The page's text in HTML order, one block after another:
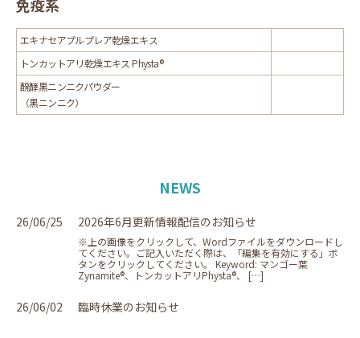
免疫系
エキナセアプルプレア乾燥エキス
トンカットアリ乾燥エキス Physta®
醗酵黒ニンニクパウダー
（黒ニンニク）
NEWS
26/06/25 2026年6月更新情報配信のお知らせ
※上の画像をクリックして、Wordファイルをダウンロードし
てください。ご記入いただく際は、「編集を有効にする」ボ
タンをクリックしてください。 Keyword: マンゴー葉
Zynamite®、トンカットアリPhysta®、 […]
26/06/02 臨時休業のお知らせ